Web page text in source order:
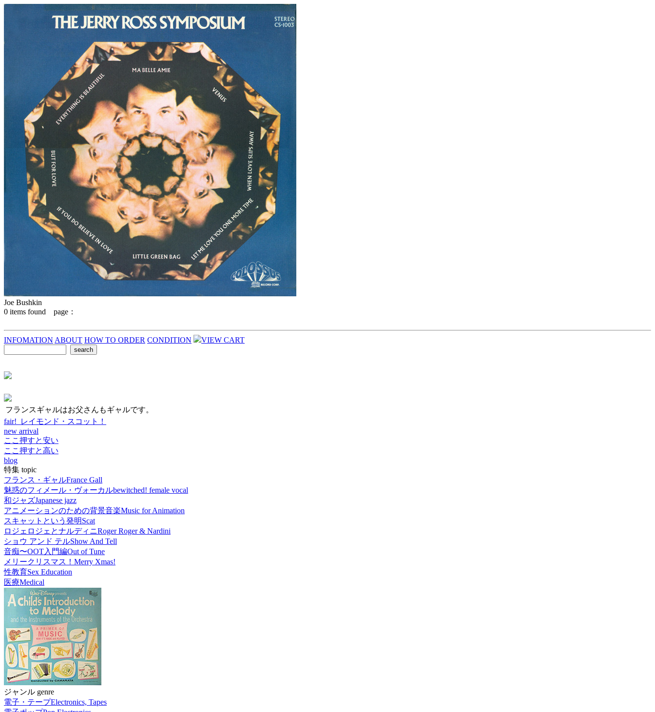
Joe Bushkin
0 items found page：
INFOMATION ABOUT HOW TO ORDER CONDITION VIEW CART
フランスギャルはお父さんもギャルです。
fair! レイモンド・スコット！
new arrival
ここ押すと安い
ここ押すと高い
blog
特集 topic
フランス・ギャルFrance Gall
魅惑のフィメール・ヴォーカルbewitched! female vocal
和ジャズJapanese jazz
アニメーションのための背景音楽Music for Animation
スキャットという発明Scat
ロジェロジェとナルディニRoger Roger & Nardini
ショウ アンド テルShow And Tell
音痴〜OOT入門編Out of Tune
メリークリスマス！ Merry Xmas!
性教育Sex Education
医療Medical
ジャンル genre
電子・テープElectronics, Tapes